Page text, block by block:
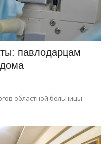
павлодарцам
дома
областной больницы